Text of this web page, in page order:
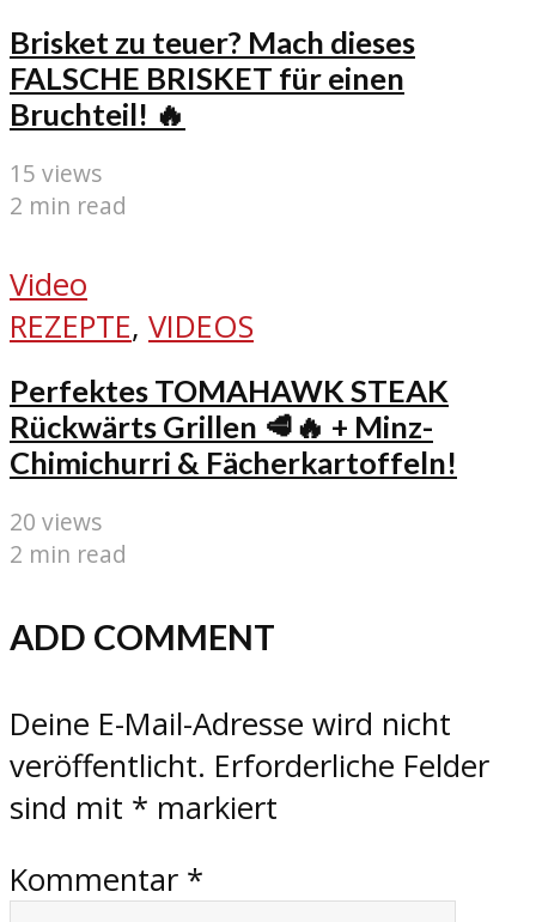
Brisket zu teuer? Mach dieses
FALSCHE BRISKET für einen
Bruchteil! 🔥
15 views
2 min read
Video
REZEPTE, VIDEOS
Perfektes TOMAHAWK STEAK
Rückwärts Grillen 🥩🔥 + Minz-
Chimichurri & Fächerkartoffeln!
20 views
2 min read
ADD COMMENT
Deine E-Mail-Adresse wird nicht
veröffentlicht. Erforderliche Felder
sind mit * markiert
Kommentar *